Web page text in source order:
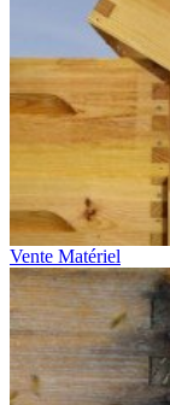
Vente Matériel